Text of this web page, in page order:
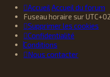
Accueil Accueil du forum
Fuseau horaire sur
Supprimer les cookies
Confidentialité
Conditions
Nous contacter